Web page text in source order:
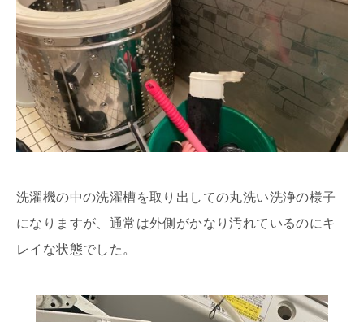
洗濯機の中の洗濯槽を取り出しての丸洗い洗浄の様子
になりますが、通常は外側がかなり汚れているのにキ
レイな状態でした。